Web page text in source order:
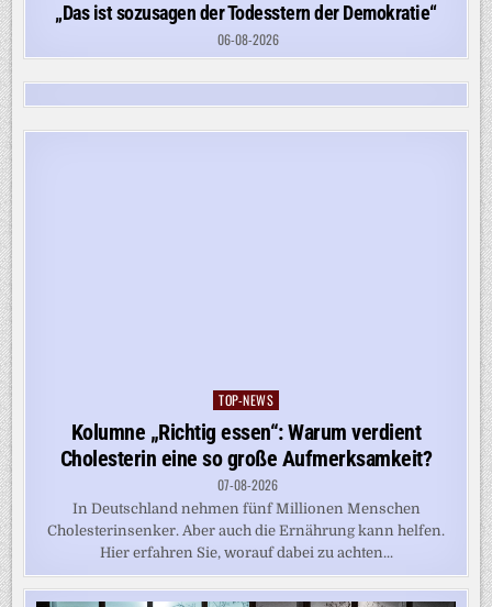
„Das ist sozusagen der Todesstern der Demokratie“
06-08-2026
Posted
TOP-NEWS
Kolumne „Richtig essen“: Warum verdient
Cholesterin eine so große Aufmerksamkeit?
07-08-2026
In Deutschland nehmen fünf Millionen Menschen
Cholesterinsenker. Aber auch die Ernährung kann helfen.
Hier erfahren Sie, worauf dabei zu achten...